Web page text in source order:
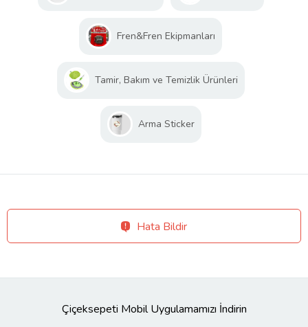
Fren&Fren Ekipmanları
Tamir, Bakım ve Temizlik Ürünleri
Arma Sticker
Hata Bildir
Çiçeksepeti Mobil Uygulamamızı İndirin